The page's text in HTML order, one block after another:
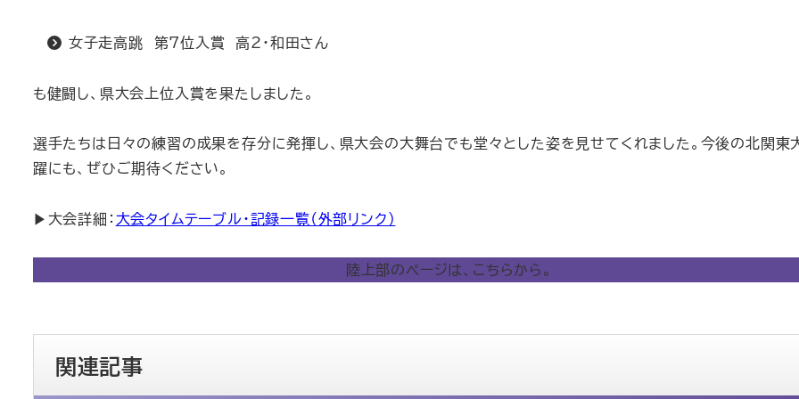
女子走高跳 第7位入賞 高2・和田さん
も健闘し、県大会上位入賞を果たしました。
選手たちは日々の練習の成果を存分に発揮し、県大会の大舞台でも堂々とした姿を見せてくれました。今後の北関東
躍にも、ぜひご期待ください。
▶大会詳細： 大会タイムテーブル・記録一覧（外部リンク）
陸上部のページは、こちらから。
関連記事